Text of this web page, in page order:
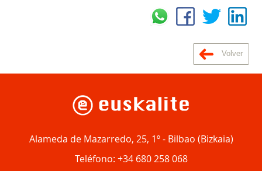
Volver
Alameda de Mazarredo, 25, 1º- Bilbao (Bizkaia)
Teléfono: +34 680 258 068